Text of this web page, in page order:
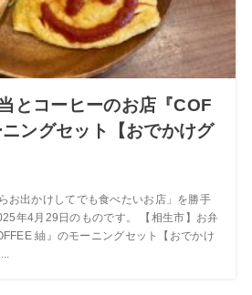
とコーヒーのお店『COF
ングセット【おでかけグ
お出かけしてでも食べたいお店」を勝手
年4月29日のものです。 【相生市】お弁
紬』のモーニングセット【おでかけ